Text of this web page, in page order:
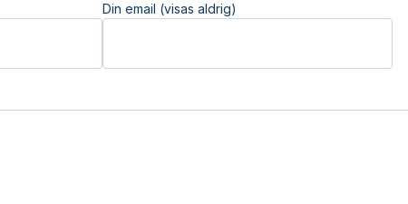
Din email (visas aldrig)